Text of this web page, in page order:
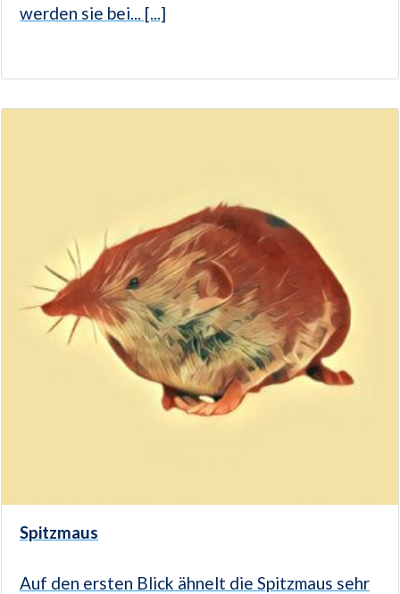
werden sie bei... [...]
Spitzmaus
Auf den ersten Blick ähnelt die Spitzmaus sehr